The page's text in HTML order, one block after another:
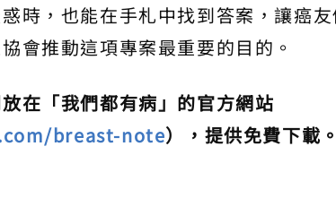
時，也能在手札中找到答案，讓癌
會推動這項專案最重要的目的。
在「我們都有病」的官方網站
breast-note），提供免費下載。